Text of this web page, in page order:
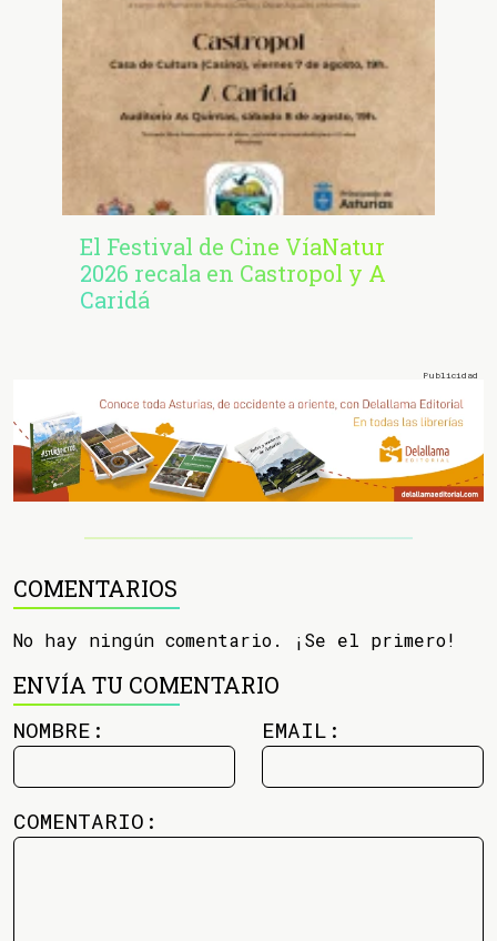
El Festival de Cine VíaNatur
2026 recala en Castropol y A
Caridá
COMENTARIOS
No hay ningún comentario. ¡Se el primero!
ENVÍA TU COMENTARIO
NOMBRE: EMAIL:
COMENTARIO: